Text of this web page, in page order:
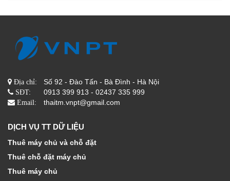
Địa chỉ: Số 92 - Đào Tấn - Bà Đình - Hà Nội
SĐT: 0913 399 913 - 02437 335 999
Email: thaitm.vnpt@gmail.com
DỊCH VỤ TT DỮ LIỆU
Thuê máy chủ và chỗ đặt
Thuê chỗ đặt máy chủ
Thuê máy chủ